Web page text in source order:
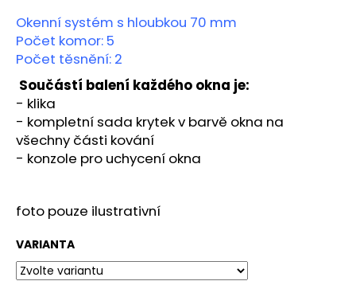
Okenní systém s hloubkou 70 mm
Počet komor: 5
Počet těsnění: 2
Součástí balení každého okna je:
- klika
- kompletní sada krytek v barvě okna na
všechny části kování
- konzole pro uchycení okna
foto pouze ilustrativní
VARIANTA
D
o
p
o
r
u
j
m
e